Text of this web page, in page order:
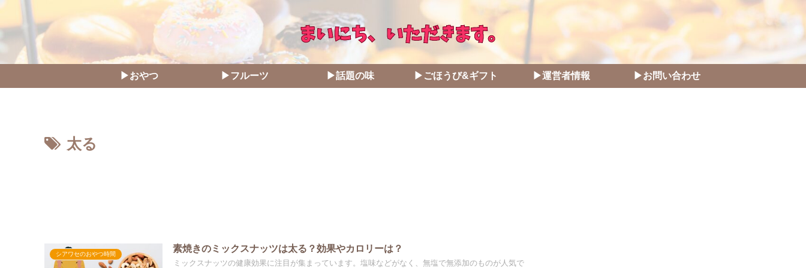
▶おやつ ▶フルーツ ▶話題の味 ▶ごほうび&ギフト ▶運営者情報 ▶お問い合わせ
太る
シアワセのおやつ時間
素焼きのミックスナッツは太る？効果やカロリーは？
ミックスナッツの健康効果に注目が集まっています。塩味などがなく、無塩で無添加のものが人気で